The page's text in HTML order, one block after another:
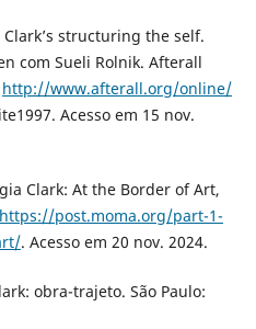
Clark’s structuring the self.
com Sueli Rolnik. Afterall
http://www.afterall.org/online/
Acesso em 15 nov.
Clark: At the Border of Art,
https://post.moma.org/part-1-
. Acesso em 20 nov. 2024.
obra-trajeto. São Paulo: